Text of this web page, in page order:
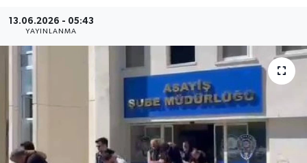
13.06.2026 - 05:43
YAYINLANMA